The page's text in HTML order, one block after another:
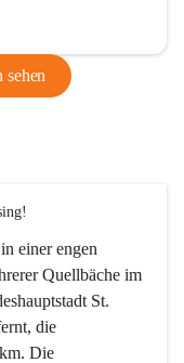
sehen
einer engen
Quellbäche im
St.
die
Die